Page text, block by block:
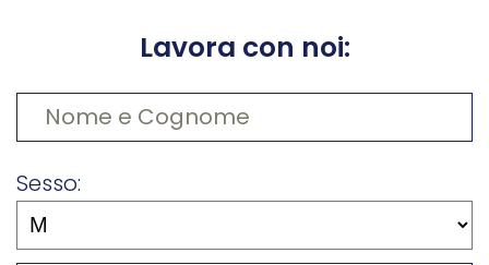
Lavora con noi:
Sesso: